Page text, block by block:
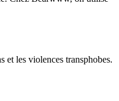
et les violences transphobes.